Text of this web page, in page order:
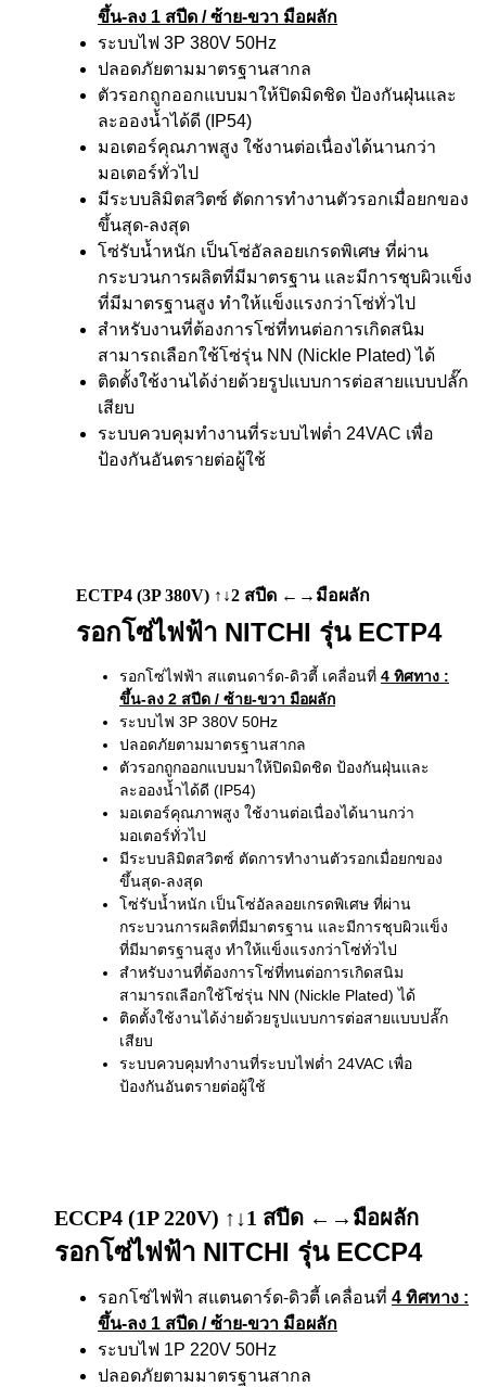
ขึ้น-ลง 1 สปีด / ซ้าย-ขวา มือผลัก
ระบบไฟ 3P 380V 50Hz
ปลอดภัยตามมาตรฐานสากล
ตัวรอกถูกออกแบบมาให้ปิดมิดชิด ป้องกันฝุ่นและ
ละอองน้ำได้ดี (IP54)
มอเตอร์คุณภาพสูง ใช้งานต่อเนื่องได้นานกว่า
มอเตอร์ทั่วไป
มีระบบลิมิตสวิตซ์ ตัดการทำงานตัวรอกเมื่อยกของ
ขึ้นสุด-ลงสุด
โซ่รับน้ำหนัก เป็นโซ่อัลลอยเกรดพิเศษ ที่ผ่าน
กระบวนการผลิตที่มีมาตรฐาน และมีการชุบผิวแข็ง
ที่มีมาตรฐานสูง ทำให้แข็งแรงกว่าโซ่ทั่วไป
สำหรับงานที่ต้องการโซ่ที่ทนต่อการเกิดสนิม
สามารถเลือกใช้โซ่รุ่น NN (Nickle Plated) ได้
ติดตั้งใช้งานได้ง่ายด้วยรูปแบบการต่อสายแบบปลั๊ก
เสียบ
ระบบควบคุมทำงานที่ระบบไฟต่ำ 24VAC เพื่อ
ป้องกันอันตรายต่อผู้ใช้
ECTP4 (3P 380V) ↑↓2 สปีด ←→มือผลัก
รอกโซ่ไฟฟ้า NITCHI รุ่น ECTP4
รอกโซ่ไฟฟ้า สแตนดาร์ด-ดิวตี้ เคลื่อนที่ 4 ทิศทาง :
ขึ้น-ลง 2 สปีด / ซ้าย-ขวา มือผลัก
ระบบไฟ 3P 380V 50Hz
ปลอดภัยตามมาตรฐานสากล
ตัวรอกถูกออกแบบมาให้ปิดมิดชิด ป้องกันฝุ่นและ
ละอองน้ำได้ดี (IP54)
มอเตอร์คุณภาพสูง ใช้งานต่อเนื่องได้นานกว่า
มอเตอร์ทั่วไป
มีระบบลิมิตสวิตซ์ ตัดการทำงานตัวรอกเมื่อยกของ
ขึ้นสุด-ลงสุด
โซ่รับน้ำหนัก เป็นโซ่อัลลอยเกรดพิเศษ ที่ผ่าน
กระบวนการผลิตที่มีมาตรฐาน และมีการชุบผิวแข็ง
ที่มีมาตรฐานสูง ทำให้แข็งแรงกว่าโซ่ทั่วไป
สำหรับงานที่ต้องการโซ่ที่ทนต่อการเกิดสนิม
สามารถเลือกใช้โซ่รุ่น NN (Nickle Plated) ได้
ติดตั้งใช้งานได้ง่ายด้วยรูปแบบการต่อสายแบบปลั๊ก
เสียบ
ระบบควบคุมทำงานที่ระบบไฟต่ำ 24VAC เพื่อ
ป้องกันอันตรายต่อผู้ใช้
ECCP4 (1P 220V) ↑↓1 สปีด ←→มือผลัก
รอกโซ่ไฟฟ้า NITCHI รุ่น ECCP4
รอกโซ่ไฟฟ้า สแตนดาร์ด-ดิวตี้ เคลื่อนที่ 4 ทิศทาง :
ขึ้น-ลง 1 สปีด / ซ้าย-ขวา มือผลัก
ระบบไฟ 1P 220V 50Hz
ปลอดภัยตามมาตรฐานสากล